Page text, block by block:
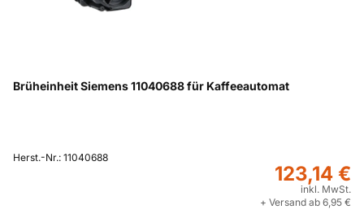
Brüheinheit Siemens 11040688 für Kaffeeautomat
Herst.-Nr.: 11040688
123,14 €
inkl. MwSt.
+ Versand ab 6,95 €